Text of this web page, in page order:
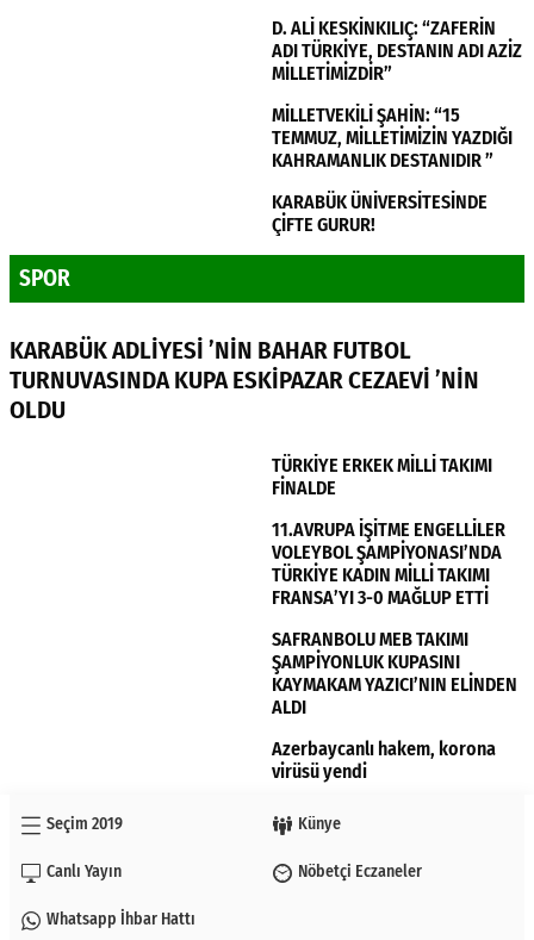
D. ALİ KESKİNKILIÇ: “ZAFERİN
ADI TÜRKİYE, DESTANIN ADI AZİZ
MİLLETİMİZDİR”
MİLLETVEKİLİ ŞAHİN: “15
TEMMUZ, MİLLETİMİZİN YAZDIĞI
KAHRAMANLIK DESTANIDIR ”
KARABÜK ÜNİVERSİTESİNDE
ÇİFTE GURUR!
SPOR
KARABÜK ADLİYESİ ’NİN BAHAR FUTBOL
TURNUVASINDA KUPA ESKİPAZAR CEZAEVİ ’NİN
OLDU
TÜRKİYE ERKEK MİLLİ TAKIMI
FİNALDE
11.AVRUPA İŞİTME ENGELLİLER
VOLEYBOL ŞAMPİYONASI’NDA
TÜRKİYE KADIN MİLLİ TAKIMI
FRANSA’YI 3-0 MAĞLUP ETTİ
SAFRANBOLU MEB TAKIMI
ŞAMPİYONLUK KUPASINI
KAYMAKAM YAZICI’NIN ELİNDEN
ALDI
Azerbaycanlı hakem, korona
virüsü yendi
Seçim 2019 Künye
Canlı Yayın Nöbetçi Eczaneler
Whatsapp İhbar Hattı